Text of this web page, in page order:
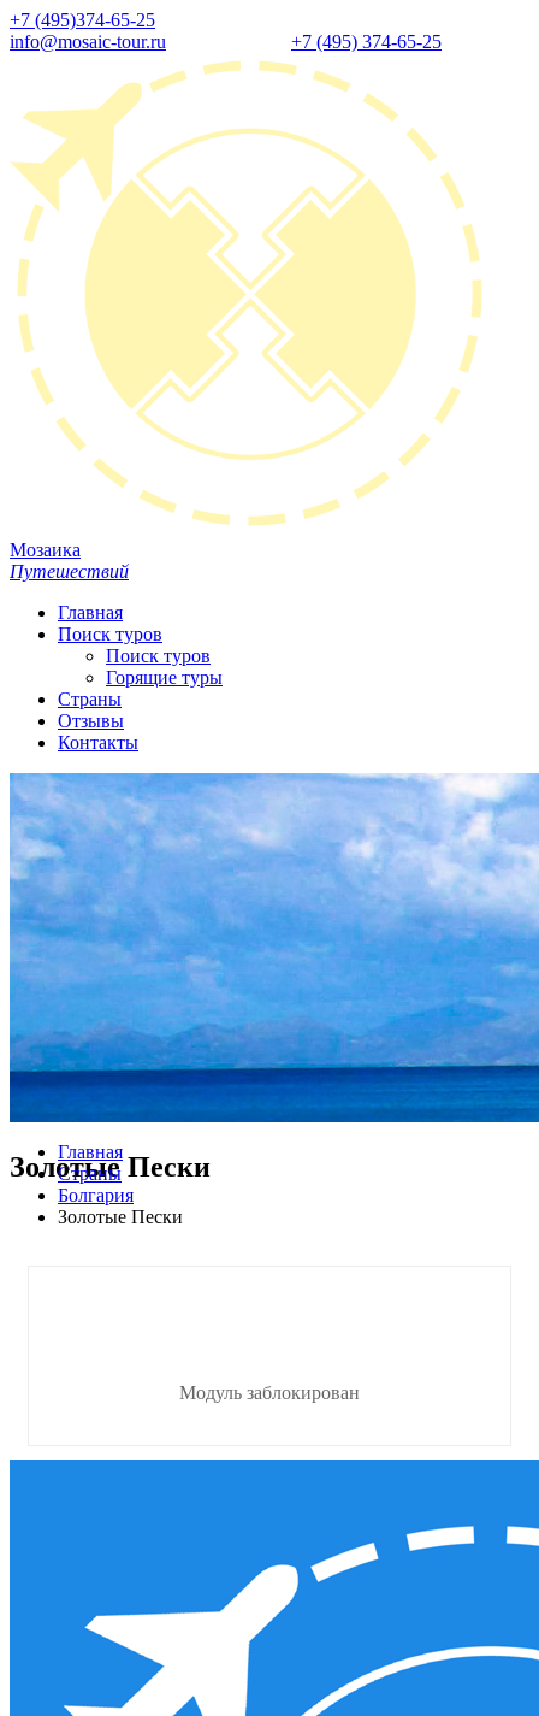
+7 (495)374-65-25
info@mosaic-tour.ru
+7 (495) 374-65-25
Мозаика
Путешествий
Главная
Поиск туров
Поиск туров
Горящие туры
Страны
Отзывы
Контакты
Золотые Пески
Главная
Страны
Болгария
Золотые Пески
Модуль заблокирован